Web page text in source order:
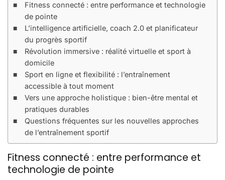
Fitness connecté : entre performance et technologie
de pointe
L’intelligence artificielle, coach 2.0 et planificateur
du progrès sportif
Révolution immersive : réalité virtuelle et sport à
domicile
Sport en ligne et flexibilité : l’entraînement
accessible à tout moment
Vers une approche holistique : bien-être mental et
pratiques durables
Questions fréquentes sur les nouvelles approches
de l’entraînement sportif
Fitness connecté : entre performance et
technologie de pointe